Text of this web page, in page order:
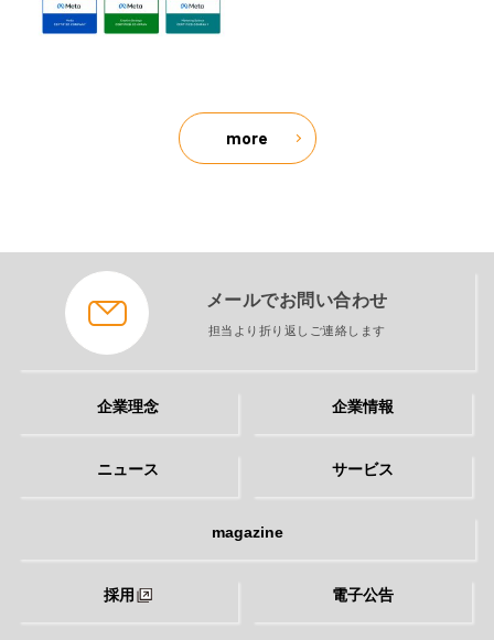
more
メールでお問い合わせ
担当より折り返しご連絡します
企業理念 企業情報
ニュース サービス
magazine
採用 電子公告